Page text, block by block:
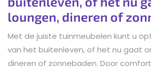
loungen, dineren of
Met de juiste tuinmeubelen kunt u
van het buitenleven, of het nu gaat
dineren of zonnebaden. Door